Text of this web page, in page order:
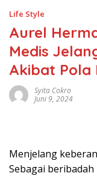
Life Style
Aurel
Medis
Akibat Pola
Syita Cokro
Juni 9, 2024
Menjelang
Sebagai